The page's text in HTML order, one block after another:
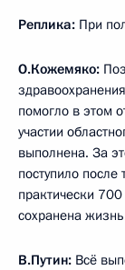
Реплика: При
О.Кожемяко:
помогло в этом
участии
выполнена. За
поступило
практически
сохранена
В.Путин: Всё